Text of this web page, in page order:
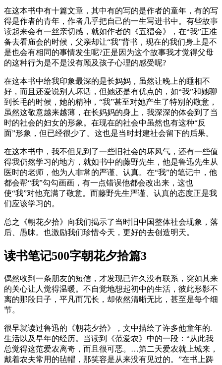
在这本书中有十篇文章，其中有的写的是作者的童年，有的写
得是作者的青年，作者几乎把自己的一生写进书中。有些故事
读起来会有一丝亲切感，就如作者的《五猖会》，在“我”正准
备去看庙会的时候，父亲却让“我”背书，现在的我们身上是不
是也会有相同的事情发生呢?正是因为这个故事我才觉得父母
的这种行为是不是没有顾及孩子心理的感受呢?
在这本书中给我印象最深的是长妈妈，虽然让晚上的睡相不
好，而且还爱说别人坏话，但她还是有优点的，如“我”和她聊
到长毛的时候，她的精神，“我”甚至对她产生了特别的敬意，
虽然这敬意越来越薄，在长妈妈的身上，我深深的体会到了当
时的社会的妇女的形象。在现在的社会中虽然也有这种“反
面”形象，但已经很少了。这也是当时封建社会留下的后果。
在这本书中，我不但见到了一些旧社会的坏风气，还有一些值
得我仍然学习的地方，就如书中的藤野先生，他是鲁迅先生从
医时的老师，他为人非常的严谨、认真。在“我”的笔记中，他
都会帮“我”勾勾画画，有一点错误他都会改出来，这也
使“我”对他充满了敬意。而藤野先生严谨、认真的态度正是我
们应该学习的。
总之《朝花夕拾》向我们揭示了当时旧中国整体社会现象，落
后、愚昧。也激励我们珍惜今天，更好的去创造明天。
读书笔记500字朝花夕拾篇3
偶然收到一条朋友的短信，才发现已许久没有联系，突如其来
的关心让人觉得温暖。不自觉地想起初中的生活，彼此形影不
离的那段日子，平凡而冗长，却依然清晰无比，甚至是每个细
节。
很早就读过鲁迅的《朝花夕拾》，文中描绘了许多他童年的.
生活以及早年的经历。当读到《范爱农》中的一段：“从此我
总觉得这范爱农离奇，而且很可恶。…第二天爱农就上城来，
戴着农夫常用的毡帽，那笑容是从来没有见过的。”在书上踌